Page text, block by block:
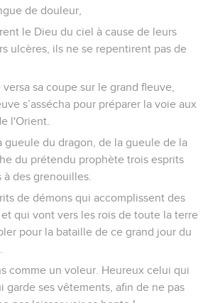
de douleur,
le Dieu du ciel à cause de leurs
ulcères, ils ne se repentirent pas de
sa coupe sur le grand fleuve,
s’assécha pour préparer la voie aux
l'Orient.
gueule du dragon, de la gueule de la
du prétendu prophète trois esprits
des grenouilles.
de démons qui accomplissent des
qui vont vers les rois de toute la terre
pour la bataille de ce grand jour du
comme un voleur. Heureux celui qui
garde ses vêtements, afin de ne pas